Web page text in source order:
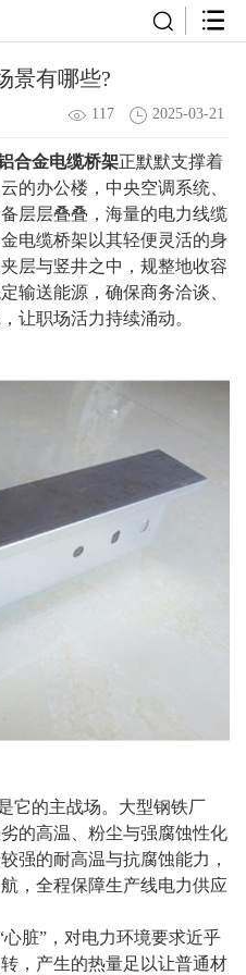
景有哪些?
117 2025-03-21
合金电缆桥架正默默支撑着
的办公楼，中央空调系统、
层层叠叠，海量的电力线缆
电缆桥架以其轻便灵活的身
层与竖井之中，规整地收容
输送能源，确保商务洽谈、
让职场活力持续涌动。
它的主战场。大型钢铁厂
的高温、粉尘与强腐蚀性化
强的耐高温与抗腐蚀能力，
，全程保障生产线电力供应
脏”，对电力环境要求近乎
，产生的热量足以让普通材